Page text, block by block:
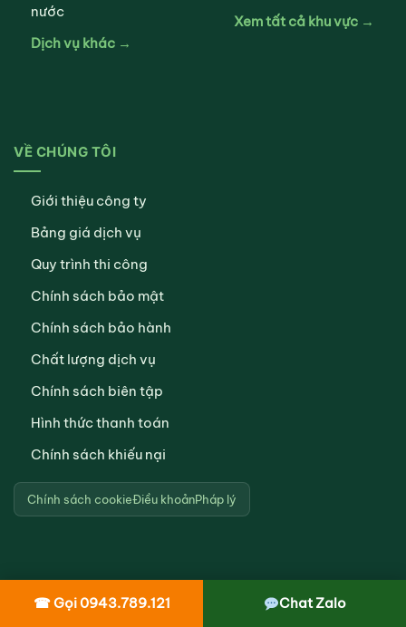
nước
Dịch vụ khác →
Xem tất cả khu vực →
VỀ CHÚNG TÔI
Giới thiệu công ty
Bảng giá dịch vụ
Quy trình thi công
Chính sách bảo mật
Chính sách bảo hành
Chất lượng dịch vụ
Chính sách biên tập
Hình thức thanh toán
Chính sách khiếu nại
Chính sách cookieĐiều khoảnPháp lý
☎ Gọi 0943.789.121 Chat Zalo